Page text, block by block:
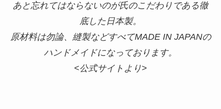
あと忘れてはならないのが氏のこだわりである徹
底した日本製。
原材料は勿論、縫製などすべてMADE IN JAPANの
ハンドメイドになっております。
<公式サイトより>